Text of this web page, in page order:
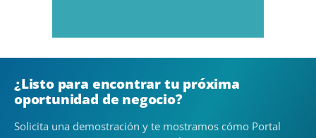
¿Listo para encontrar tu próxima
oportunidad de negocio?
Solicita una demostración y te mostramos cómo Portal